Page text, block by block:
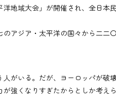
地域大会」が開催され、全日
ジア・太平洋の国々から二二
がいる。だが、ヨーロッパが
強くなりすぎたからとしか考